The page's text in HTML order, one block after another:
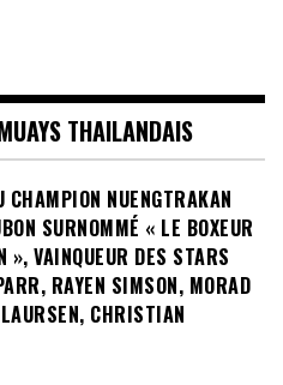
THAILANDAIS
CHAMPION NUENGTRAKAN
SURNOMMÉ « LE BOXEUR
», VAINQUEUR DES STARS
RAYEN SIMSON, MORAD
CHRISTIAN